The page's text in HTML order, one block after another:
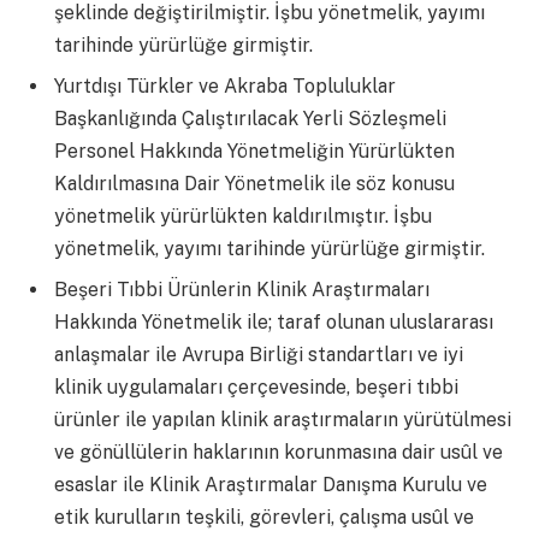
şeklinde değiştirilmiştir. İşbu yönetmelik, yayımı
tarihinde yürürlüğe girmiştir.
Yurtdışı Türkler ve Akraba Topluluklar
Başkanlığında Çalıştırılacak Yerli Sözleşmeli
Personel Hakkında Yönetmeliğin Yürürlükten
Kaldırılmasına Dair Yönetmelik ile söz konusu
yönetmelik yürürlükten kaldırılmıştır. İşbu
yönetmelik, yayımı tarihinde yürürlüğe girmiştir.
Beşeri Tıbbi Ürünlerin Klinik Araştırmaları
Hakkında Yönetmelik ile; taraf olunan uluslararası
anlaşmalar ile Avrupa Birliği standartları ve iyi
klinik uygulamaları çerçevesinde, beşeri tıbbi
ürünler ile yapılan klinik araştırmaların yürütülmesi
ve gönüllülerin haklarının korunmasına dair usûl ve
esaslar ile Klinik Araştırmalar Danışma Kurulu ve
etik kurulların teşkili, görevleri, çalışma usûl ve